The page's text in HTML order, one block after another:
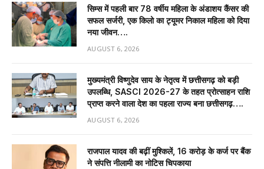
सिम्स में पहली बार 78 वर्षीय महिला के अंडाशय कैंसर की
सफल सर्जरी, एक किलो का ट्यूमर निकाल महिला को दिया
नया जीवन….
AUGUST 6, 2026
मुख्यमंत्री विष्णुदेव साय के नेतृत्व में छत्तीसगढ़ को बड़ी
उपलब्धि, SASCI 2026-27 के तहत प्रोत्साहन राशि
प्राप्त करने वाला देश का पहला राज्य बना छत्तीसगढ़….
AUGUST 6, 2026
राजपाल यादव की बढ़ीं मुश्किलें, ₹16 करोड़ के कर्ज पर बैंक
ने संपत्ति नीलामी का नोटिस चिपकाया